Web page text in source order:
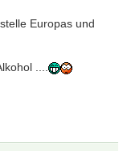
Europas und
....